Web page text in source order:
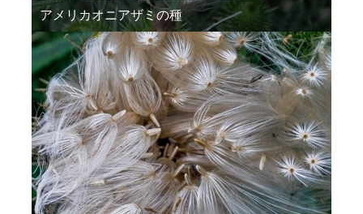
アメリカオニアザミの種